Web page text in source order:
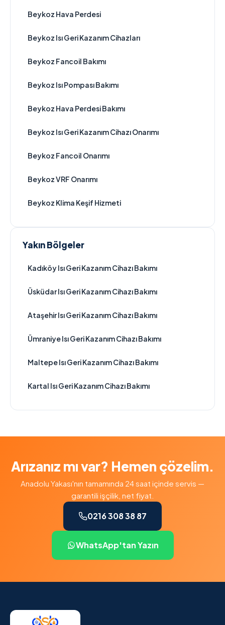
Beykoz Hava Perdesi
Beykoz Isı Geri Kazanım Cihazları
Beykoz Fancoil Bakımı
Beykoz Isı Pompası Bakımı
Beykoz Hava Perdesi Bakımı
Beykoz Isı Geri Kazanım Cihazı Onarımı
Beykoz Fancoil Onarımı
Beykoz VRF Onarımı
Beykoz Klima Keşif Hizmeti
Yakın Bölgeler
Kadıköy Isı Geri Kazanım Cihazı Bakımı
Üsküdar Isı Geri Kazanım Cihazı Bakımı
Ataşehir Isı Geri Kazanım Cihazı Bakımı
Ümraniye Isı Geri Kazanım Cihazı Bakımı
Maltepe Isı Geri Kazanım Cihazı Bakımı
Kartal Isı Geri Kazanım Cihazı Bakımı
Arızanız mı var? Hemen çözelim.
Anadolu Yakası'nın tamamında 24 saat içinde servis —
garantili işçilik, net fiyat.
0216 308 38 87
WhatsApp'tan Yazın